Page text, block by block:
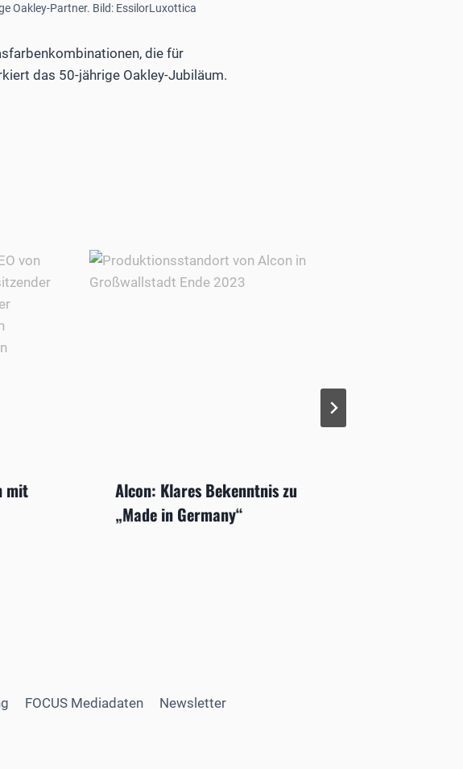
Oakley-Partner. Bild: EssilorLuxottica
die für
das 50-jährige Oakley-Jubiläum.
mit
Alcon: Klares Bekenntnis zu
„Made in Germany“
FOCUS Mediadaten Newsletter